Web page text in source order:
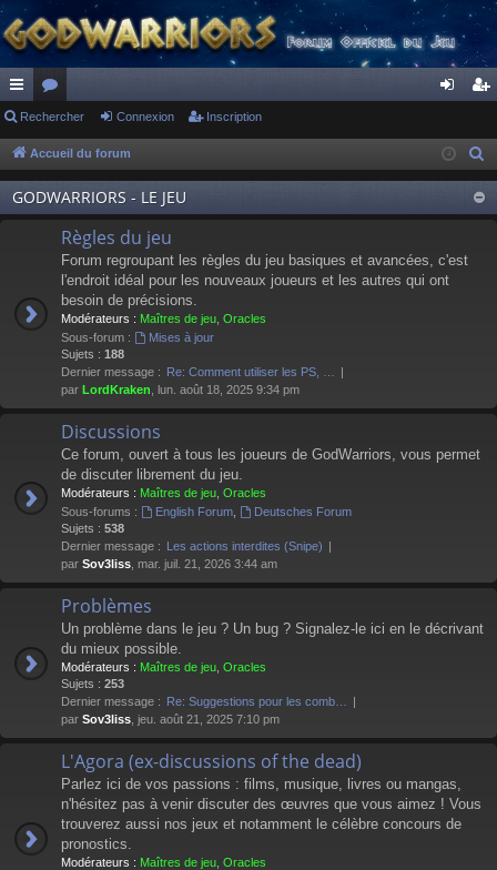
ac
co
ur
ci
or
u
m
s
ne
xi
on
cri
pti
on
Rechercher Connexion Inscription
Accueil du forum
GODWARRIORS - LE JEU
Règles du jeu
Forum regroupant les règles du jeu basiques et avancées, c'est
l'endroit idéal pour les nouveaux joueurs et les autres qui ont
besoin de précisions.
Modérateurs : Maîtres de jeu Oracles
Sous-forum :
Mises à jour
Sujets : 188
Dernier message : Re: Comment utiliser les PS, …
par LordKraken , lun. août 18, 2025 9:34 pm
Discussions
Ce forum, ouvert à tous les joueurs de GodWarriors, vous permet
de discuter librement du jeu.
Modérateurs : Maîtres de jeu Oracles
Sous-forums :
English Forum,
Deutsches Forum
Sujets : 538
Dernier message : Les actions interdites (Snipe)
par Sov3liss , mar. juil. 21, 2026 3:44 am
Problèmes
Un problème dans le jeu ? Un bug ? Signalez-le ici en le décrivant
du mieux possible.
Modérateurs : Maîtres de jeu Oracles
Sujets : 253
Dernier message : Re: Suggestions pour les comb…
par Sov3liss , jeu. août 21, 2025 7:10 pm
L'Agora (ex-discussions of the dead)
Parlez ici de vos passions : films, musique, livres ou mangas,
n'hésitez pas à venir discuter des œuvres que vous aimez ! Vous
trouverez aussi nos jeux et notamment le célèbre concours de
pronostics.
Modérateurs : Maîtres de jeu Oracles